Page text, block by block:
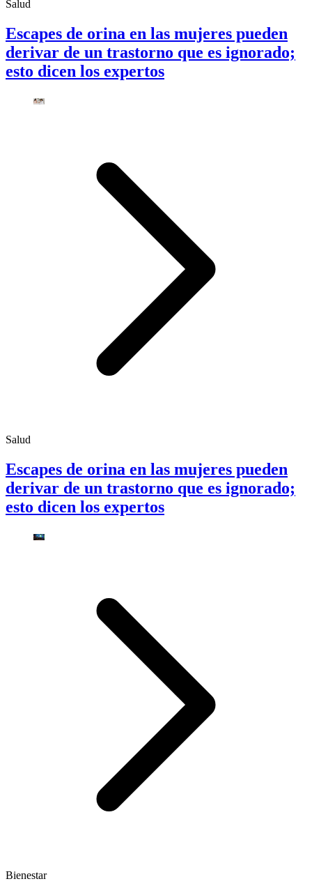
Salud
Escapes de orina en las mujeres pueden
derivar de un trastorno que es ignorado;
esto dicen los expertos
Salud
Escapes de orina en las mujeres pueden
derivar de un trastorno que es ignorado;
esto dicen los expertos
Bienestar